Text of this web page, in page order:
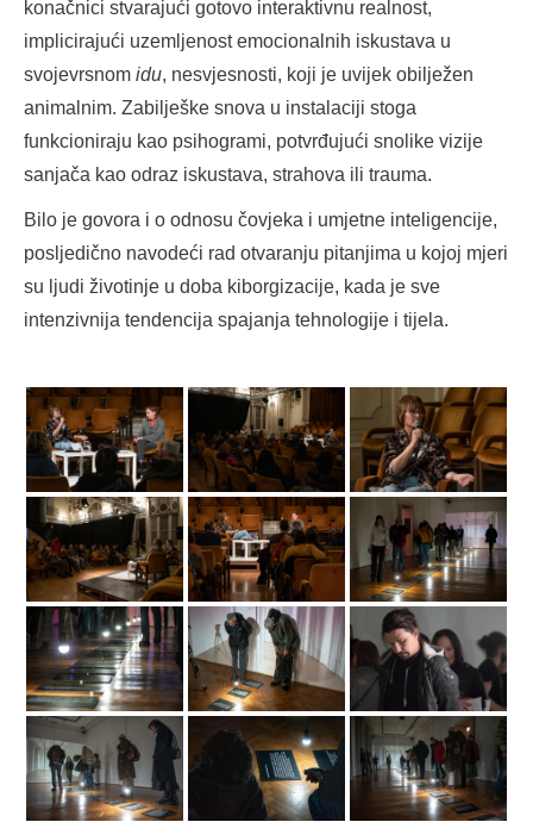
konačnici stvarajući gotovo interaktivnu realnost,
implicirajući uzemljenost emocionalnih iskustava u
svojevrsnom idu, nesvjesnosti, koji je uvijek obilježen
animalnim. Zabilješke snova u instalaciji stoga
funkcioniraju kao psihogrami, potvrđujući snolike vizije
sanjača kao odraz iskustava, strahova ili trauma.
Bilo je govora i o odnosu čovjeka i umjetne inteligencije,
posljedično navodeći rad otvaranju pitanjima u kojoj mjeri
su ljudi životinje u doba kiborgizacije, kada je sve
intenzivnija tendencija spajanja tehnologije i tijela.